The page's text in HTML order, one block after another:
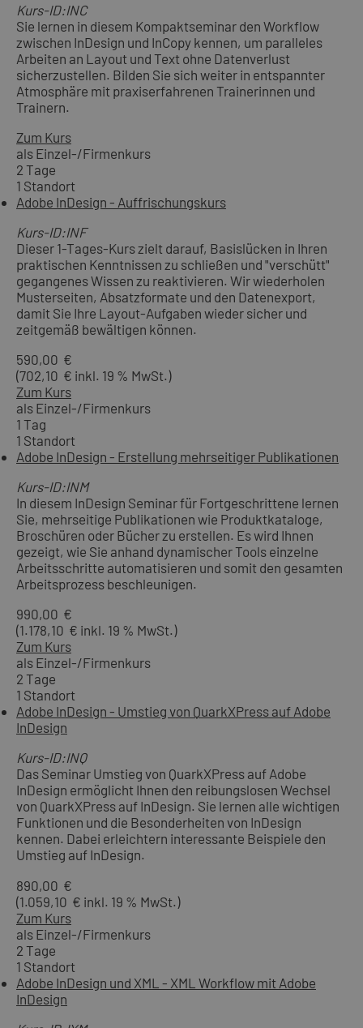
Kurs-ID:INC
Sie lernen in diesem Kompaktseminar den Workflow
zwischen InDesign und InCopy kennen, um paralleles
Arbeiten an Layout und Text ohne Datenverlust
sicherzustellen. Bilden Sie sich weiter in entspannter
Atmosphäre mit praxiserfahrenen Trainerinnen und
Trainern.
Zum Kurs
als Einzel-/Firmenkurs
2 Tage
1 Standort
Adobe InDesign - Auffrischungskurs
Kurs-ID:INF
Dieser 1-Tages-Kurs zielt darauf, Basislücken in Ihren
praktischen Kenntnissen zu schließen und "verschütt"
gegangenes Wissen zu reaktivieren. Wir wiederholen
Musterseiten, Absatzformate und den Datenexport,
damit Sie Ihre Layout-Aufgaben wieder sicher und
zeitgemäß bewältigen können.
590,00 €
(702,10 € inkl. 19 % MwSt.)
Zum Kurs
als Einzel-/Firmenkurs
1 Tag
1 Standort
Adobe InDesign - Erstellung mehrseitiger Publikationen
Kurs-ID:INM
In diesem InDesign Seminar für Fortgeschrittene lernen
Sie, mehrseitige Publikationen wie Produktkataloge,
Broschüren oder Bücher zu erstellen. Es wird Ihnen
gezeigt, wie Sie anhand dynamischer Tools einzelne
Arbeitsschritte automatisieren und somit den gesamten
Arbeitsprozess beschleunigen.
990,00 €
(1.178,10 € inkl. 19 % MwSt.)
Zum Kurs
als Einzel-/Firmenkurs
2 Tage
1 Standort
Adobe InDesign - Umstieg von QuarkXPress auf Adobe
InDesign
Kurs-ID:INQ
Das Seminar Umstieg von QuarkXPress auf Adobe
InDesign ermöglicht Ihnen den reibungslosen Wechsel
von QuarkXPress auf InDesign. Sie lernen alle wichtigen
Funktionen und die Besonderheiten von InDesign
kennen. Dabei erleichtern interessante Beispiele den
Umstieg auf InDesign.
890,00 €
(1.059,10 € inkl. 19 % MwSt.)
Zum Kurs
als Einzel-/Firmenkurs
2 Tage
1 Standort
Adobe InDesign und XML - XML Workflow mit Adobe
InDesign